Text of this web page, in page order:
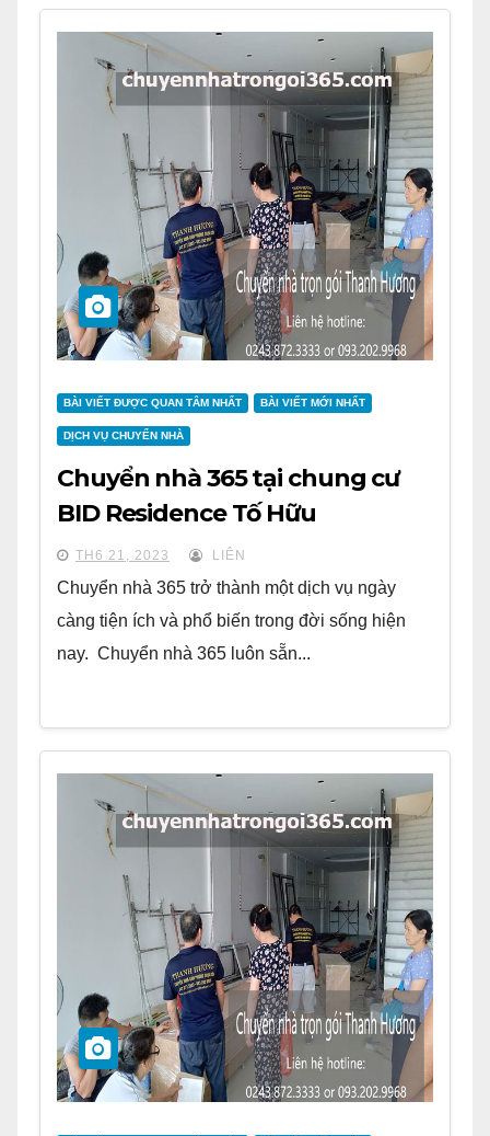
BÀI VIẾT ĐƯỢC QUAN TÂM NHẤT BÀI VIẾT MỚI NHẤT
DỊCH VỤ CHUYỂN NHÀ
Chuyển nhà 365 tại chung cư
BID Residence Tố Hữu
TH6 21, 2023 LIÊN
Chuyển nhà 365 trở thành một dịch vụ ngày
càng tiện ích và phổ biến trong đời sống hiện
nay. Chuyển nhà 365 luôn sẵn...